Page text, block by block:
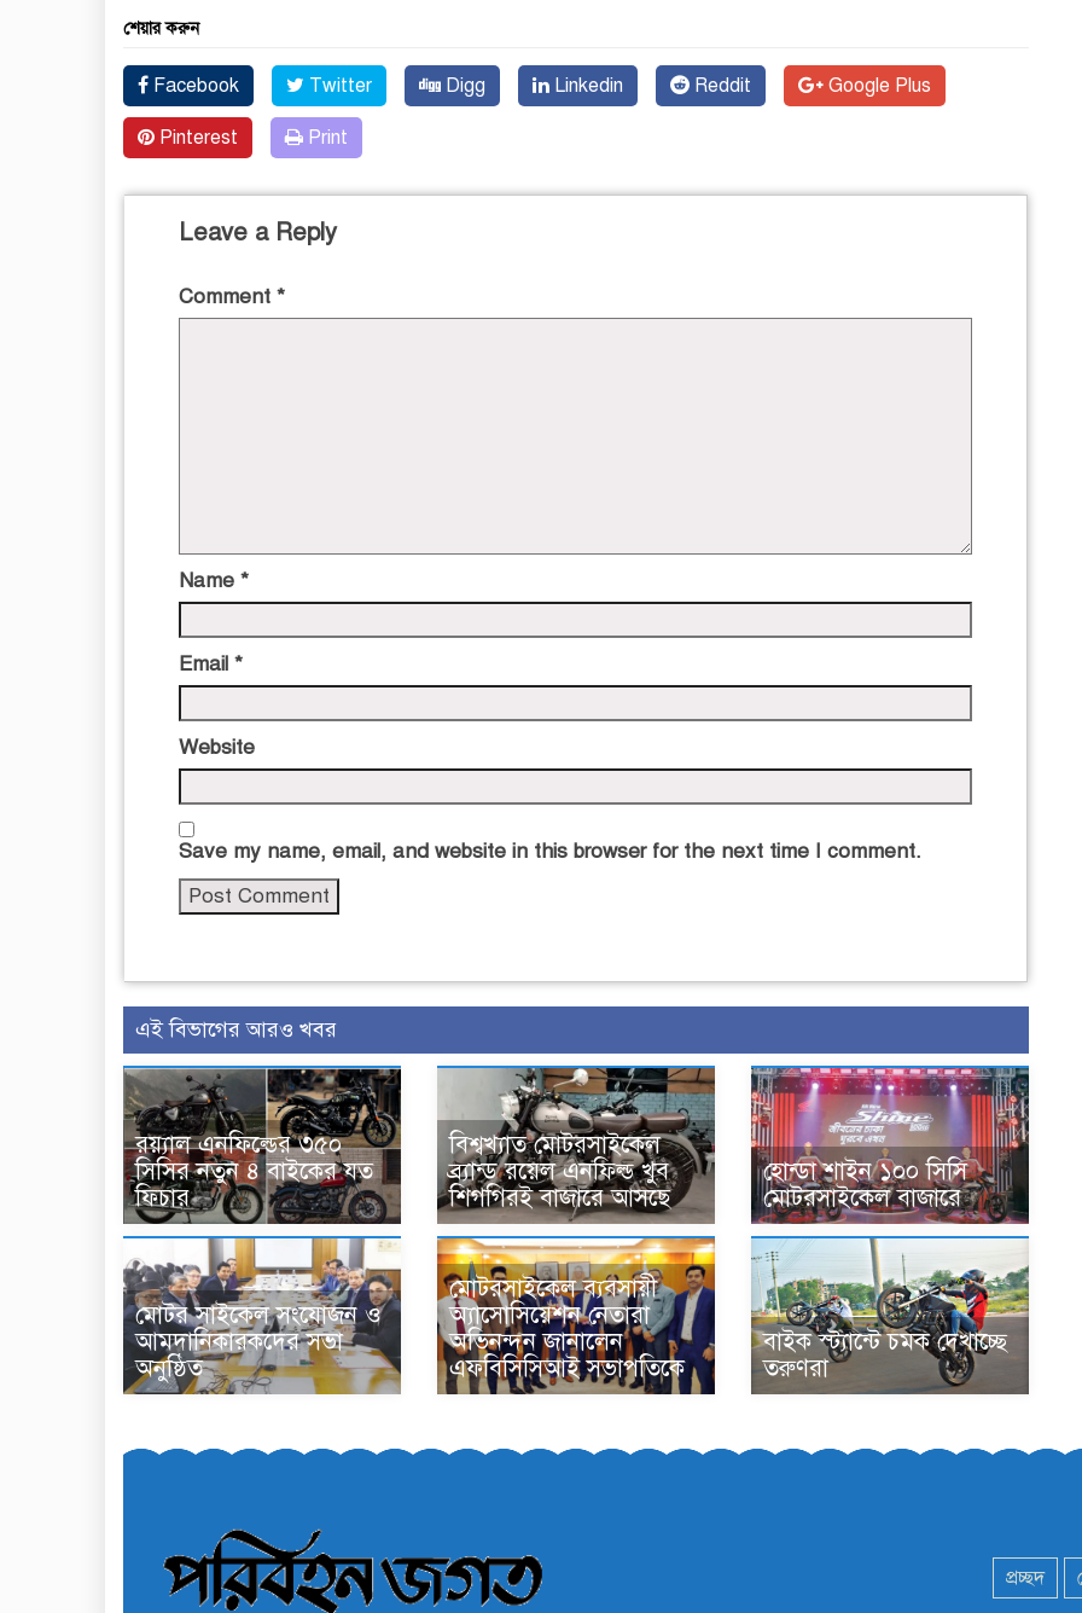
শেয়ার করুন
Facebook Twitter Digg Linkedin Reddit Google Plus
Pinterest Print
Leave a Reply
Comment *
Name *
Email *
Website
Save my name, email, and website in this browser for the next time I comment.
এই বিভাগের আরও খবর
র‌য়্যাল এনফিল্ডের ৩৫০
সিসির নতুন ৪ বাইকের যত
ফিচার
বিশ্বখ্যাত মোটরসাইকেল
ব্র্যান্ড রয়েল এনফিল্ড খুব
শিগগিরই বাজারে আসছে
হোন্ডা শাইন ১০০ সিসি
মোটরসাইকেল বাজারে
মোটর সাইকেল সংযোজন ও
আমদানিকারকদের সভা
অনুষ্ঠিত
মোটরসাইকেল ব্যবসায়ী
অ্যাসোসিয়েশন নেতারা
অভিনন্দন জানালেন
এফবিসিসিআই সভাপতিকে
বাইক স্ট্যান্টে চমক দেখাচ্ছে
তরুণরা
প্রচ্ছদ